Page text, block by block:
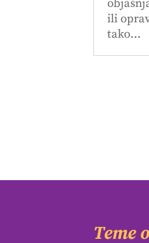
ili
tako…
Teme